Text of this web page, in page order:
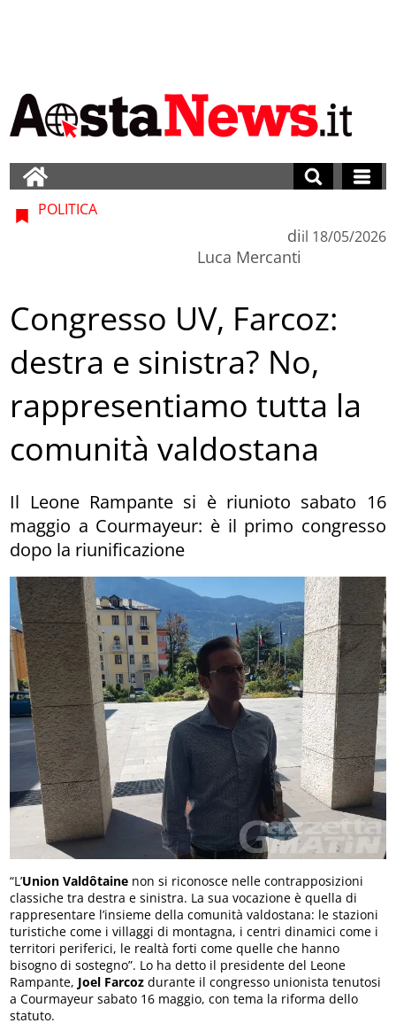
POLITICA
di
Luca Mercanti
il 18/05/2026
Congresso UV, Farcoz:
destra e sinistra? No,
rappresentiamo tutta la
comunità valdostana
Il Leone Rampante si è riunioto sabato 16
maggio a Courmayeur: è il primo congresso
dopo la riunificazione
“L’Union Valdôtaine non si riconosce nelle contrapposizioni
classiche tra destra e sinistra. La sua vocazione è quella di
rappresentare l’insieme della comunità valdostana: le stazioni
turistiche come i villaggi di montagna, i centri dinamici come i
territori periferici, le realtà forti come quelle che hanno
bisogno di sostegno”. Lo ha detto il presidente del Leone
Rampante, Joel Farcoz durante il congresso unionista tenutosi
a Courmayeur sabato 16 maggio, con tema la riforma dello
statuto.